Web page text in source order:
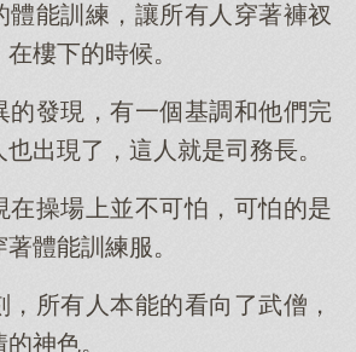
體能訓練，讓所有人穿著褲衩
樓下的時候。
的發現，有一個基調和他們完
出現了，這人就是司務長。
在操場上並不可怕，可怕的是
體能訓練服。
，所有人本能的看向了武僧，
神色。